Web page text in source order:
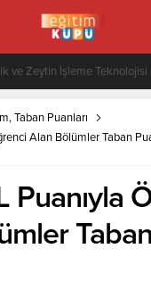
,Taban Puanları
Alan Bölümler Taban
Puanıyla
Taban